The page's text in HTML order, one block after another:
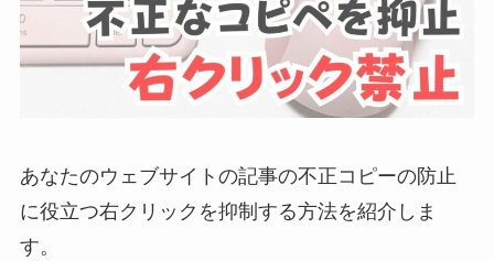
あなたのウェブサイトの記事の不正コピーの防止
に役立つ右クリックを抑制する方法を紹介しま
す。